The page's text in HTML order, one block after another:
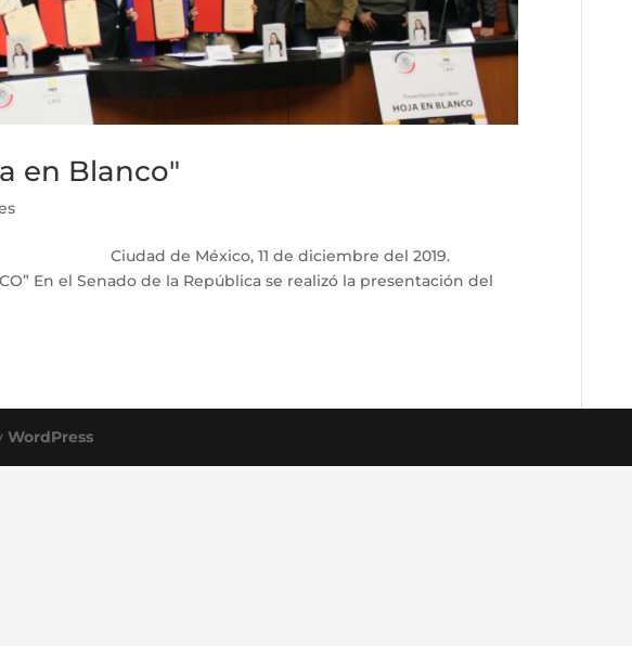
en Blanco"
de diciembre del 2019.
En el Senado de la República se realizó la presentación del
WordPress